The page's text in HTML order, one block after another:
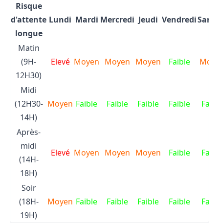
Risque
d'attente
longue
Lundi Mardi Mercredi Jeudi Vendredi
Matin
(9H-
12H30)
Elevé Moyen Moyen Moyen Faible
Midi
(12H30-
14H)
Moyen Faible Faible Faible Faible
Après-
midi
(14H-
18H)
Elevé Moyen Moyen Moyen Faible
Soir
(18H-
19H)
Moyen Faible Faible Faible Faible